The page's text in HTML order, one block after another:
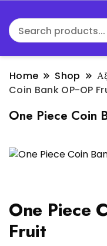
Home Shop
Coin Bank OP-OP
One Piece Coin
One Piece
Fruit